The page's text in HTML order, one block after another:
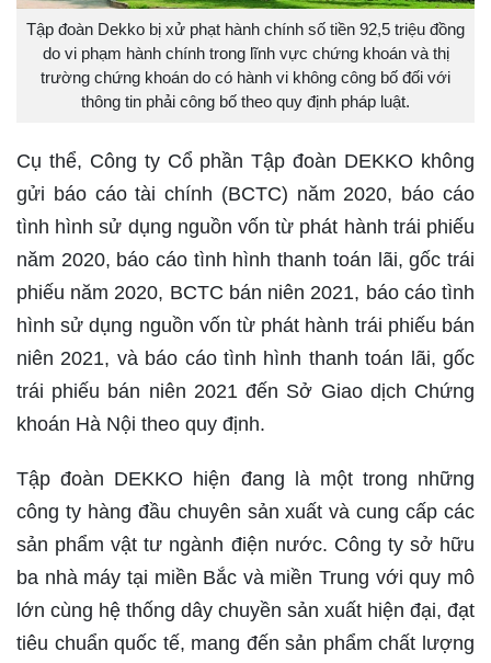
Tập đoàn Dekko bị xử phạt hành chính số tiền 92,5 triệu đồng
do vi phạm hành chính trong lĩnh vực chứng khoán và thị
trường chứng khoán do có hành vi không công bố đối với
thông tin phải công bố theo quy định pháp luật.
Cụ thể, Công ty Cổ phần Tập đoàn DEKKO không
gửi báo cáo tài chính (BCTC) năm 2020, báo cáo
tình hình sử dụng nguồn vốn từ phát hành trái phiếu
năm 2020, báo cáo tình hình thanh toán lãi, gốc trái
phiếu năm 2020, BCTC bán niên 2021, báo cáo tình
hình sử dụng nguồn vốn từ phát hành trái phiếu bán
niên 2021, và báo cáo tình hình thanh toán lãi, gốc
trái phiếu bán niên 2021 đến Sở Giao dịch Chứng
khoán Hà Nội theo quy định.
Tập đoàn DEKKO hiện đang là một trong những
công ty hàng đầu chuyên sản xuất và cung cấp các
sản phẩm vật tư ngành điện nước. Công ty sở hữu
ba nhà máy tại miền Bắc và miền Trung với quy mô
lớn cùng hệ thống dây chuyền sản xuất hiện đại, đạt
tiêu chuẩn quốc tế, mang đến sản phẩm chất lượng